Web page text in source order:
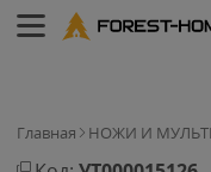
Главная НОЖИ И